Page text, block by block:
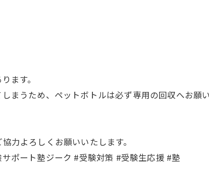
ます。
まうため、ペットボトルは必ず専用の回収へお願い
力よろしくお願いいたします。
ポート塾ジーク #受験対策 #受験生応援 #塾